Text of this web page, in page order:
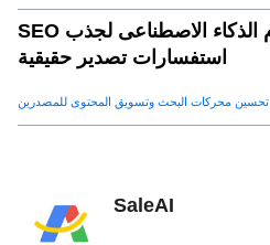
SEO الذي يبيع: استخدام الذكاء الاصطناعى لجذب
استفسارات تصدير حقيقية
تحسين محركات البحث وتسويق المحتوى للمصدرين
SaleAI